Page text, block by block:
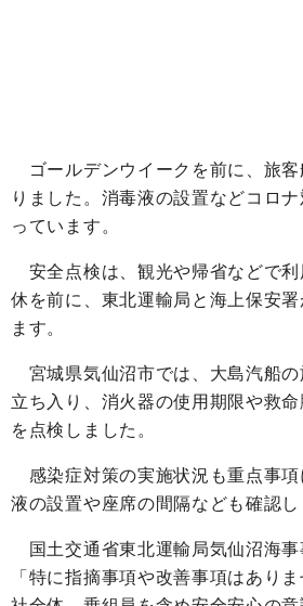
ゴールデンウイークを前に、旅客
りました。消毒液の設置などコロ
っています。
安全点検は、観光や帰省などで利
休を前に、東北運輸局と海上保安
ます。
宮城県気仙沼市では、大島汽船
立ち入り、消火器の使用期限や救
を点検しました。
感染症対策の実施状況も重点事
液の設置や座席の間隔なども確認し
国土交通省東北運輸局気仙沼海
「特に指摘事項や改善事項はあり